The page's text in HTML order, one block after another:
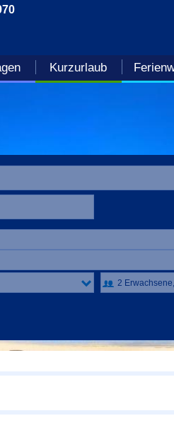
Kurzurlaub